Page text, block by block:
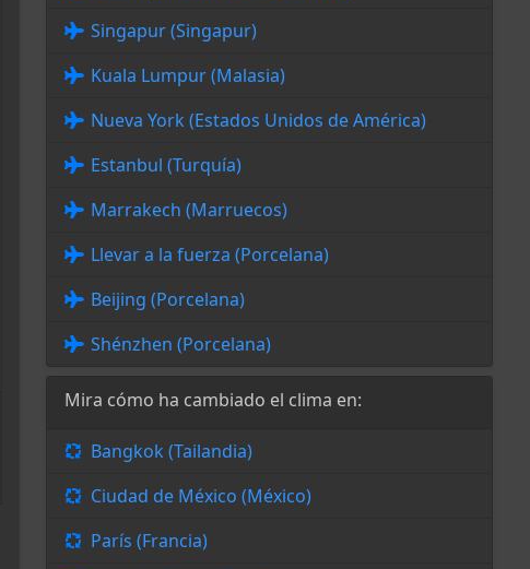
Singapur (Singapur)
Kuala Lumpur (Malasia)
Nueva York (Estados Unidos de América)
Estanbul (Turquía)
Marrakech (Marruecos)
Llevar a la fuerza (Porcelana)
Beijing (Porcelana)
Shénzhen (Porcelana)
Mira cómo ha cambiado el clima en:
Bangkok (Tailandia)
Ciudad de México (México)
París (Francia)